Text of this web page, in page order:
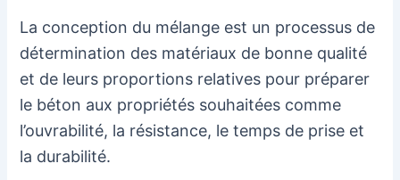
La conception du mélange est un processus de
détermination des matériaux de bonne qualité
et de leurs proportions relatives pour préparer
le béton aux propriétés souhaitées comme
l’ouvrabilité, la résistance, le temps de prise et
la durabilité.